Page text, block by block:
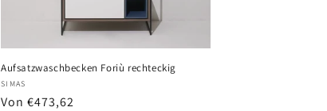
Aufsatzwaschbecken Foriù rechteckig
Anbieter:
SIMAS
Normaler
Von €473,62